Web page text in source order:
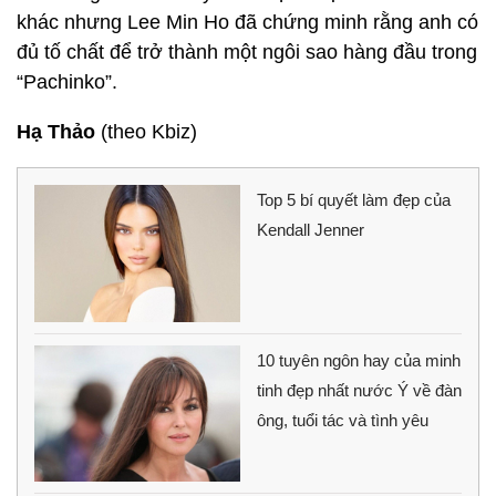
khác nhưng Lee Min Ho đã chứng minh rằng anh có
đủ tố chất để trở thành một ngôi sao hàng đầu trong
“Pachinko”.
Hạ Thảo (theo Kbiz)
Top 5 bí quyết làm đẹp của
Kendall Jenner
10 tuyên ngôn hay của minh
tinh đẹp nhất nước Ý về đàn
ông, tuổi tác và tình yêu